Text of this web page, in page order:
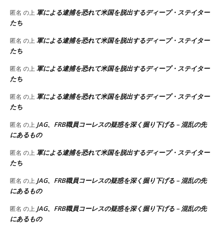
匿名 の上軍による逮捕を恐れて米国を脱出するディープ・ステイター
たち
匿名 の上軍による逮捕を恐れて米国を脱出するディープ・ステイター
たち
匿名 の上軍による逮捕を恐れて米国を脱出するディープ・ステイター
たち
匿名 の上軍による逮捕を恐れて米国を脱出するディープ・ステイター
たち
匿名 の上 JAG、FRB職員コーレスの疑惑を深く掘り下げる – 混乱の先
にあるもの
匿名 の上軍による逮捕を恐れて米国を脱出するディープ・ステイター
たち
匿名 の上 JAG、FRB職員コーレスの疑惑を深く掘り下げる – 混乱の先
にあるもの
匿名 の上 JAG、FRB職員コーレスの疑惑を深く掘り下げる – 混乱の先
にあるもの